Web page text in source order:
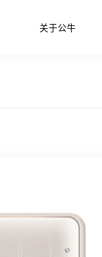
关于公牛